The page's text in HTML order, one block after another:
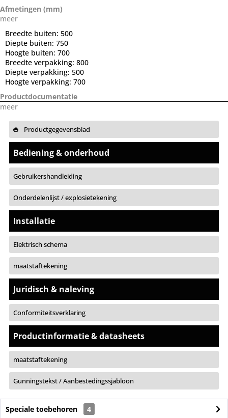
Afmetingen (mm)
meer
Breedte buiten: 500
Diepte buiten: 750
Hoogte buiten: 700
Breedte verpakking: 800
Diepte verpakking: 500
Hoogte verpakking: 700
Productdocumentatie
meer
Productgegevensblad
Bediening & onderhoud
Gebruikershandleiding
Onderdelenlijst / explosietekening
Installatie
Elektrisch schema
maatstaftekening
Juridisch & naleving
Conformiteitsverklaring
Productinformatie & datasheets
maatstaftekening
Gunningstekst / Aanbestedingssjabloon
Speciale toebehoren 4